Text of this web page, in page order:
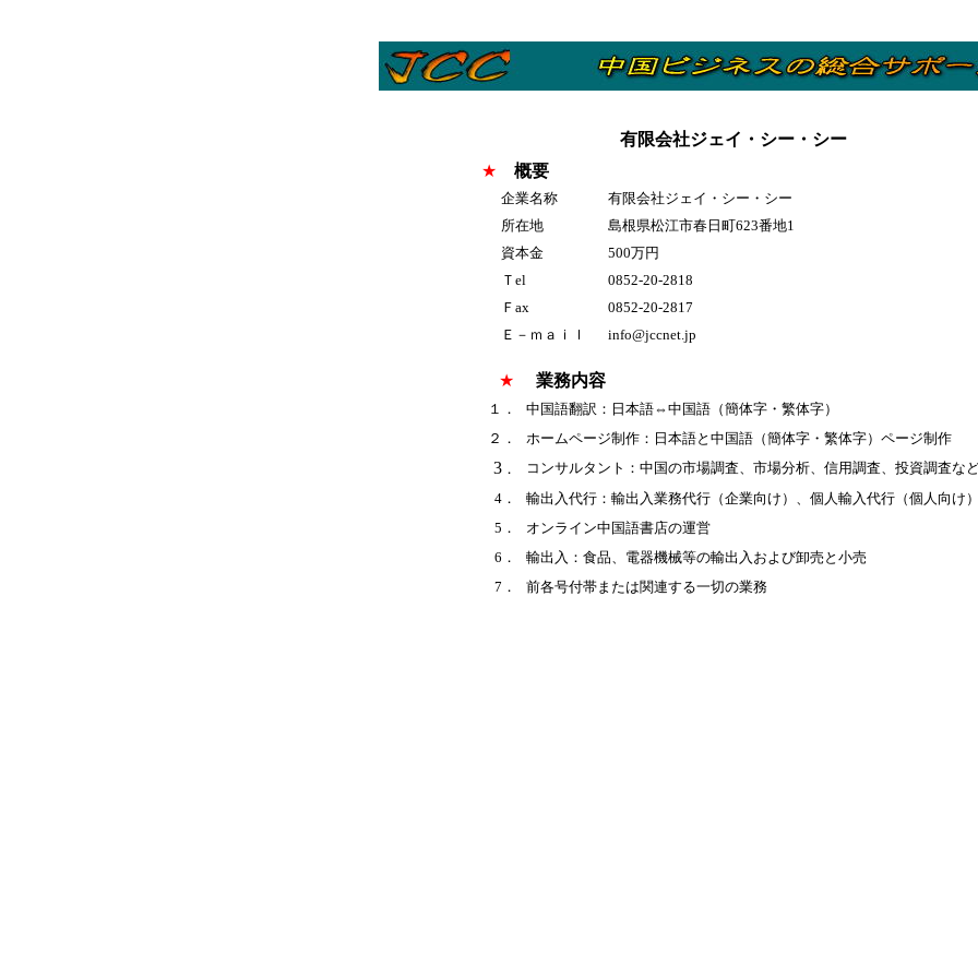
有限会社ジェイ・シー・シー
★
概要
企業名称
有限会社ジェイ・シー・シー
所在地
島根県松江市春日町623番地1
資本金
500万円
Ｔel
0852-20-2818
Ｆax
0852-20-2817
Ｅ－ｍａｉｌ
info@jccnet.jp
★ 業務内容
１．
中国語翻訳：日本語⇔中国語（簡体字・繁体字）
２．
ホームページ制作：日本語と中国語（簡体字・繁体字）ページ制作
3．
コンサルタント：中国の市場調査、市場分析、信用調査、投資調査な
4．
輸出入代行：輸出入業務代行（企業向け）、個人輸入代行（個人向け
5．
オンライン中国語書店の運営
6．
輸出入：食品、電器機械等の輸出入および卸売と小売
7．
前各号付帯または関連する一切の業務